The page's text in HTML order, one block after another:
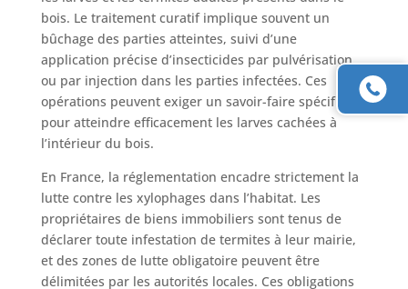
bois. Le traitement curatif implique souvent un
bûchage des parties atteintes, suivi d’une
application précise d’insecticides par pulvérisation
ou par injection dans les parties infectées. Ces
opérations peuvent exiger un savoir-faire spécifique
pour atteindre efficacement les larves cachées à
l’intérieur du bois.
En France, la réglementation encadre strictement la
lutte contre les xylophages dans l’habitat. Les
propriétaires de biens immobiliers sont tenus de
déclarer toute infestation de termites à leur mairie,
et des zones de lutte obligatoire peuvent être
délimitées par les autorités locales. Ces obligations